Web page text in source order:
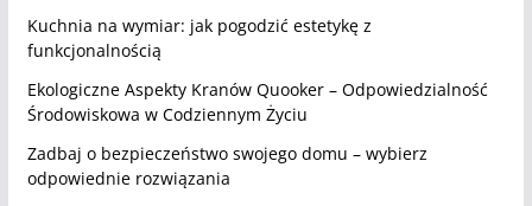
Kuchnia na wymiar: jak pogodzić estetykę z
funkcjonalnością
Ekologiczne Aspekty Kranów Quooker – Odpowiedzialność
Środowiskowa w Codziennym Życiu
Zadbaj o bezpieczeństwo swojego domu – wybierz
odpowiednie rozwiązania